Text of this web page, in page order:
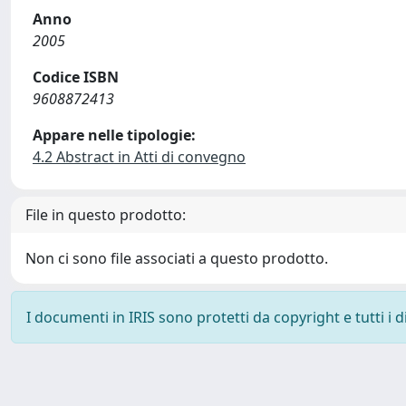
Anno
2005
Codice ISBN
9608872413
Appare nelle tipologie:
4.2 Abstract in Atti di convegno
File in questo prodotto:
Non ci sono file associati a questo prodotto.
I documenti in IRIS sono protetti da copyright e tutti i